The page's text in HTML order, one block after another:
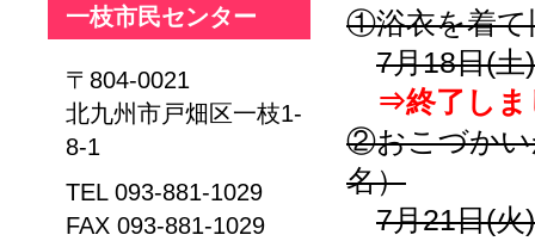
①浴衣を着て
7月18日(
⇒終了しま
②おこづかい
名）
7月21日(
一枝市民センター
〒804-0021
北九州市戸畑区一枝1-
8-1
TEL 093-881-1029
FAX 093-881-1029